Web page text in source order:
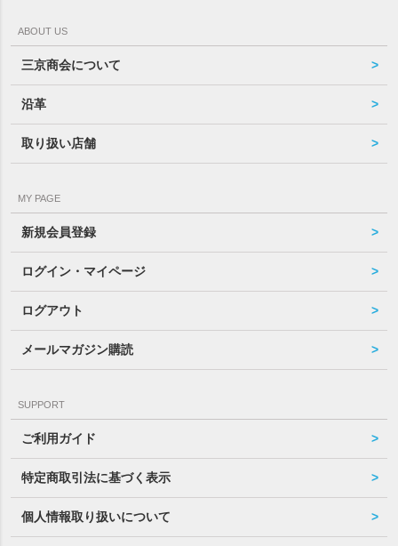
ABOUT US
三京商会について
沿革
取り扱い店舗
MY PAGE
新規会員登録
ログイン・マイページ
ログアウト
メールマガジン購読
SUPPORT
ご利用ガイド
特定商取引法に基づく表示
個人情報取り扱いについて